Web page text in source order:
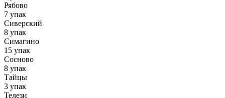
Рябово
7 упак
Сиверский
8 упак
Симагино
15 упак
Сосново
8 упак
Тайцы
3 упак
Телези